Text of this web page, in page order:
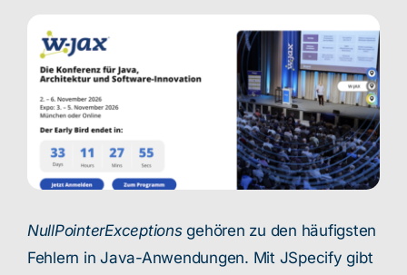
About Me
NullPointerExceptionsgehören zu den häufigsten
Fehlern in Java-Anwendungen. Mit JSpecify gibt